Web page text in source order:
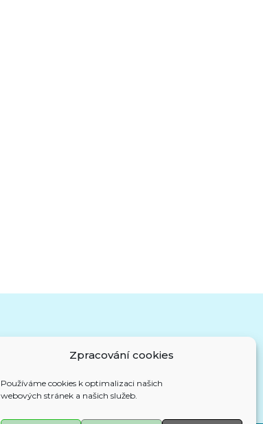
Zpracování cookies
Používáme cookies k optimalizaci našich
webových stránek a našich služeb.
Kalendář akcí